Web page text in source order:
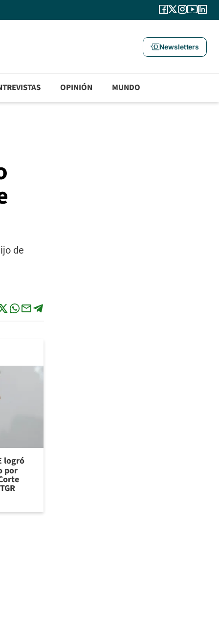
Newsletters
OPINIÓN MUNDO
de
logró
por